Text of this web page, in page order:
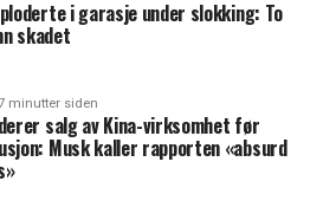
i garasje under slokking: To
skadet
minutter siden
salg av Kina-virksomhet før
Musk kaller rapporten «absurd